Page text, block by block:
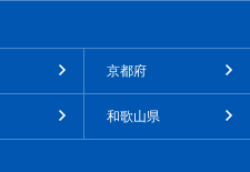
京都府
和歌山県